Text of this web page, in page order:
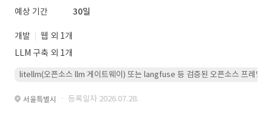
예상 기간
30일
개발
웹 외 1개
LLM 구축 외 1개
litellm(오픈소스 llm 게이트웨이) 또는 langfuse 등 검증된 오픈소스 프레임워
서울특별시 · 등록일자 2026.07.28.